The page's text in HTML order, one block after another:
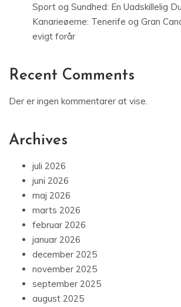
Sport og Sundhed: En Uadskillelig
Kanarieøerne: Tenerife og Gran
evigt forår
Recent Comments
Der er ingen kommentarer at vise.
Archives
juli 2026
juni 2026
maj 2026
marts 2026
februar 2026
januar 2026
december 2025
november 2025
september 2025
august 2025